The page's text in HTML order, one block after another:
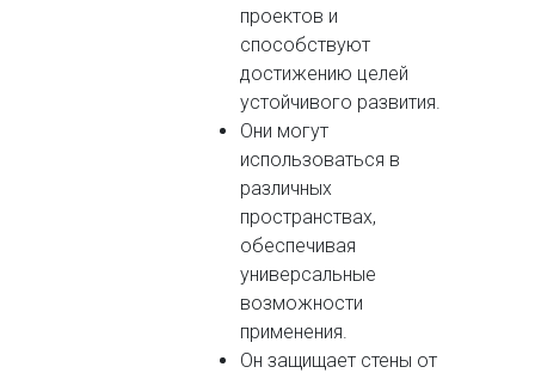
проектов и
способствуют
достижению целей
устойчивого развития.
Они могут
использоваться в
различных
пространствах,
обеспечивая
универсальные
возможности
применения.
Он защищает стены от